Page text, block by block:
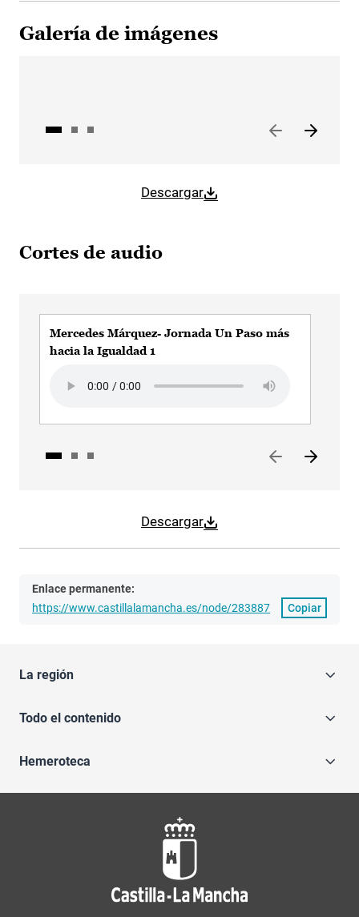
Galería de imágenes
Descargar
Cortes de audio
Descargar
Mercedes Márquez- Jornada Un Paso más
hacia la Igualdad 1
Enlace permanente:
https://www.castillalamancha.es/node/283887
Copiar
La región
Todo el contenido
Hemeroteca